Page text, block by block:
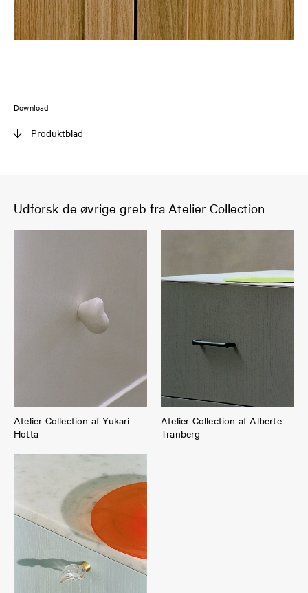
Download
Produktblad
Udforsk de øvrige greb fra Atelier Collection
Atelier Collection af Yukari
Hotta
Atelier Collection af Alberte
Tranberg